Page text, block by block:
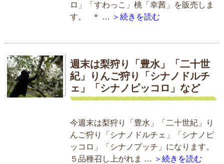
ロ」「すわっこ」桃「幸茜」を販売しま
す。 ＊ … ＞続きを読む
週末は梨狩り「豊水」「二十世
紀」りんご狩り「シナノドルチ
ェ」「シナノピッコロ」など
今週末は梨狩り「豊水」「二十世紀」り
んご狩り「シナノドルチェ」「シナノピ
ッコロ」「シナノプッチ」になります。
５品種召し上がれま … ＞続きを読む